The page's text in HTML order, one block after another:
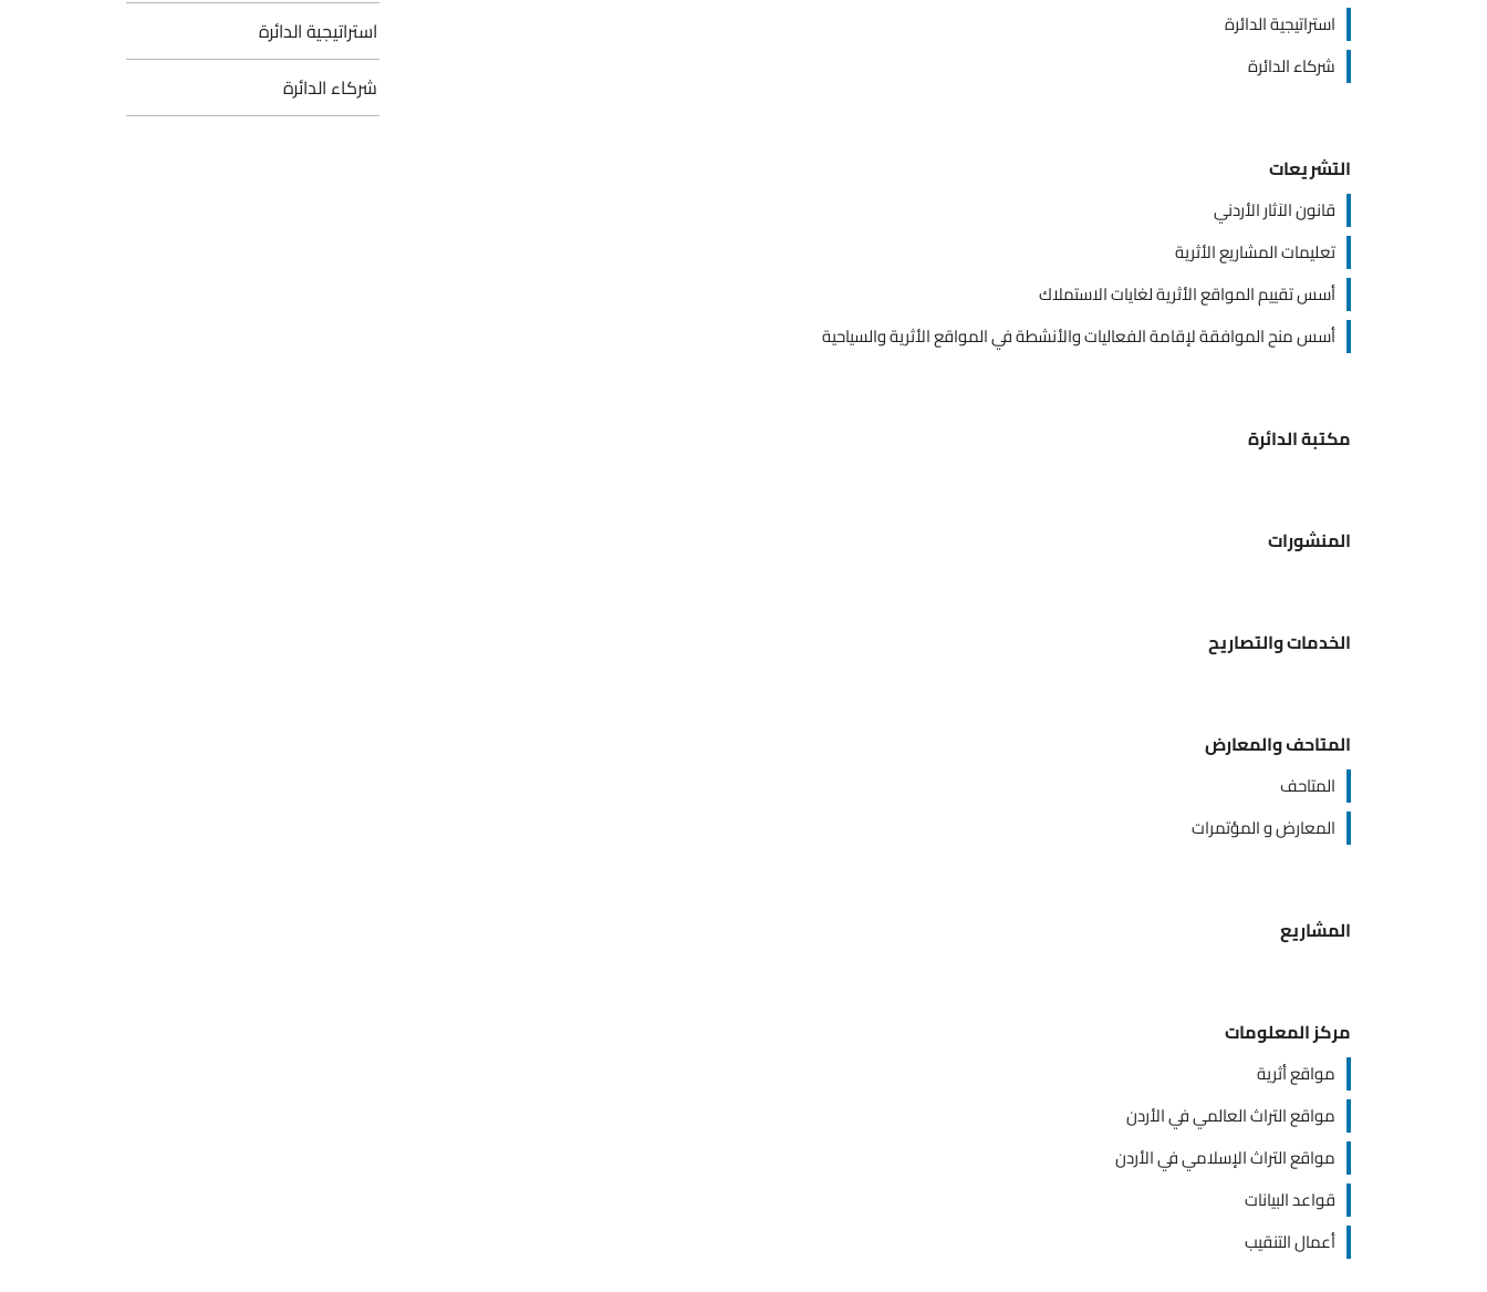
استراتيجية الدائرة
شركاء الدائرة
التشريعات
قانون الاَثار الأردني
تعليمات المشاريع الأثرية
أسس تقييم المواقع الأثرية لغايات الاستملاك
أسس منح الموافقة لإقامة الفعاليات والأنشطة في المواقع الأثرية والسياحية
مكتبة الدائرة
المنشورات
الخدمات والتصاريح
المتاحف والمعارض
المتاحف
المعارض و المؤتمرات
المشاريع
مركز المعلومات
مواقع أثرية
مواقع التراث العالمي في الأردن
مواقع التراث الإسلامي في الأردن
قواعد البيانات
أعمال التنقيب
استراتيجية الدائرة
شركاء الدائرة